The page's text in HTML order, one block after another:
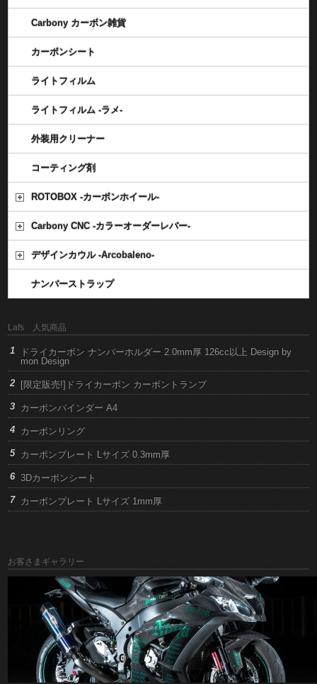
Carbony カーボン雑貨
カーボンシート
ライトフィルム
ライトフィルム -ラメ-
外装用クリーナー
コーティング剤
ROTOBOX -カーボンホイール-
Carbony CNC -カラーオーダーレバー-
デザインカウル -Arcobaleno-
ナンバーストラップ
Lafs 人気商品
ドライカーボン ナンバーホルダー 2.0mm厚 126cc以上 Design by
mon Design
[限定販売!]ドライカーボン カーボントランプ
カーボンバインダー A4
カーボンリング
カーボンプレート Lサイズ 0.3mm厚
3Dカーボンシート
カーボンプレート Lサイズ 1mm厚
お客さまギャラリー